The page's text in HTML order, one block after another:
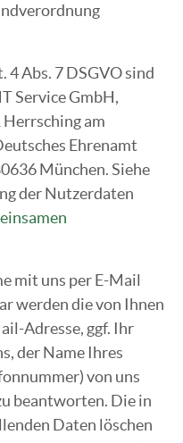
Abs. 7 DSGVO sind
Service GmbH,
am
Ehrenamt
München. Siehe
der Nutzerdaten
mit uns per E-Mail
werden die von Ihnen
Adresse, ggf. Ihr
der Name Ihres
von uns
beantworten. Die in
Daten löschen